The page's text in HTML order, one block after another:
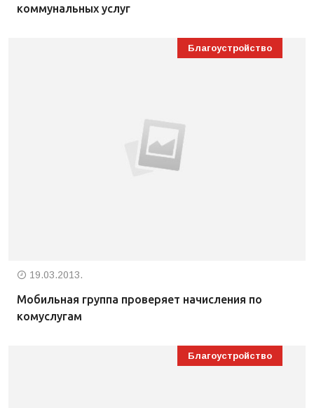
коммунальных услуг
Благоустройство
19.03.2013.
Мобильная группа проверяет начисления по
комуслугам
Благоустройство